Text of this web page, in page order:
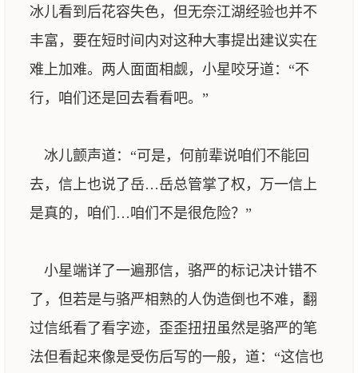
冰儿看到后花容失色，但无奈江湖经验也并不
丰富，要在短时间内对这种大事提出建议实在
难上加难。两人面面相觑，小星咬牙道：“不
行，咱们还是回去看看吧。”
冰儿颤声道：“可是，何前辈说咱们不能回
去，信上也说了岳…岳总管掌了权，万一信上
是真的，咱们…咱们不是很危险？”
小星端详了一遍那信，骆严的标记决计错不
了，但若是与骆严相熟的人伪造倒也不难，翻
过信纸看了看字迹，歪歪扭扭虽然是骆严的笔
法但看起来像是受伤后写的一般，道：“这信也